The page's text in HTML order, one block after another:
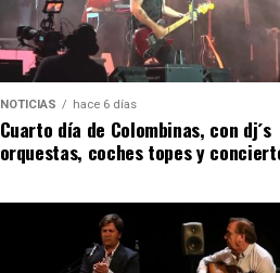
NOTICIAS hace 6 días
Cuarto día de Colombinas, con dj´s
orquestas, coches topes y